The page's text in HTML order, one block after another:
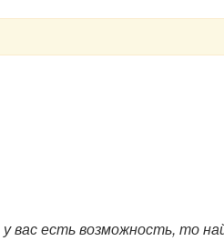
вас есть возможность, то